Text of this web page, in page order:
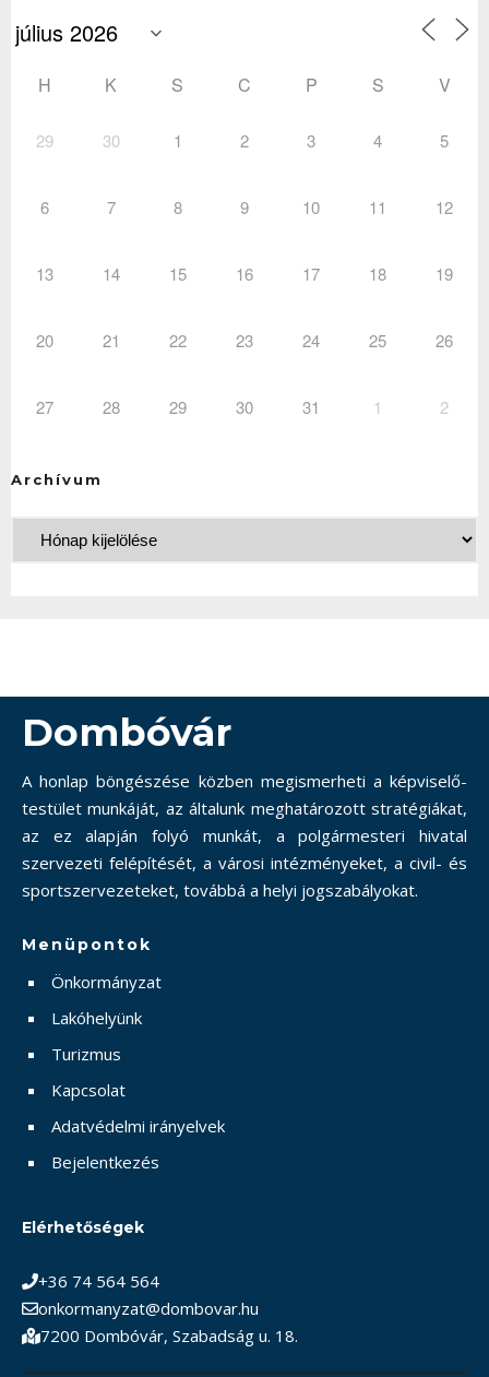
H K S C P S V
29 30 1 2 3 4 5
6 7 8 9 10 11 12
13 14 15 16 17 18 19
20 21 22 23 24 25 26
27 28 29 30 31 1 2
Archívum
Dombóvár
A honlap böngészése közben megismerheti a képviselő-
testület munkáját, az általunk meghatározott stratégiákat,
az ez alapján folyó munkát, a polgármesteri hivatal
szervezeti felépítését, a városi intézményeket, a civil- és
sportszervezeteket, továbbá a helyi jogszabályokat.
Menüpontok
Önkormányzat
Lakóhelyünk
Turizmus
Kapcsolat
Adatvédelmi irányelvek
Bejelentkezés
Elérhetőségek
+36 74 564 564
onkormanyzat@dombovar.hu
7200 Dombóvár, Szabadság u. 18.